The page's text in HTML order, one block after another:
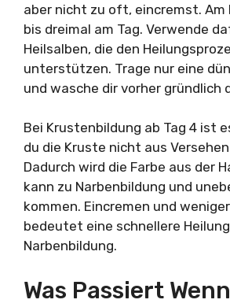
aber nicht zu oft, eincremst.
bis dreimal am Tag. Verwende
Heilsalben, die den
unterstützen. Trage nur eine
und wasche dir vorher gründlich
Bei Krustenbildung ab Tag 4 ist
du die Kruste nicht aus
Dadurch wird die Farbe aus der
kann zu Narbenbildung und
kommen. Eincremen und
bedeutet eine schnellere
Narbenbildung.
Was Passiert